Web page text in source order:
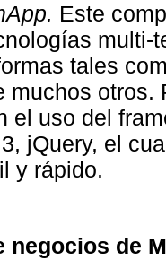
Este
multi-
tales
muchos
el uso del
jQuery, el
y rápido.
negocios de